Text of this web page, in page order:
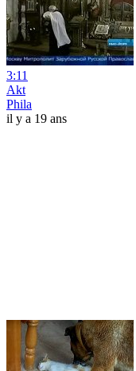
3:11
Akt
Phila
il y a 19 ans